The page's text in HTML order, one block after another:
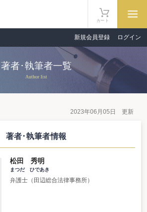
カート
新規会員登録 ログイン
著者･執筆者一覧
Author list
2023年06月05日 更新
著者･執筆者情報
松田 秀明
まつだ ひであき
弁護士（田辺総合法律事務所）